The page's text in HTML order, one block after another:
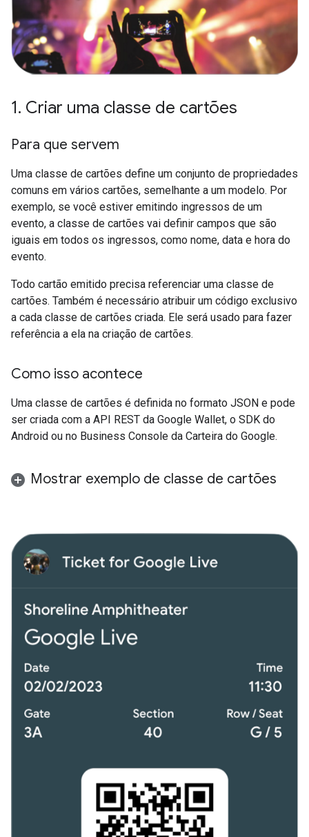
1. Criar uma classe de cartões
Para que servem
Uma classe de cartões define um conjunto de propriedades
comuns em vários cartões, semelhante a um modelo. Por
exemplo, se você estiver emitindo ingressos de um
evento, a classe de cartões vai definir campos que são
iguais em todos os ingressos, como nome, data e hora do
evento.
Todo cartão emitido precisa referenciar uma classe de
cartões. Também é necessário atribuir um código exclusivo
a cada classe de cartões criada. Ele será usado para fazer
referência a ela na criação de cartões.
Como isso acontece
Uma classe de cartões é definida no formato JSON e pode
ser criada com a API REST da Google Wallet, o SDK do
Android ou no Business Console da Carteira do Google.
Mostrar exemplo de classe de cartões